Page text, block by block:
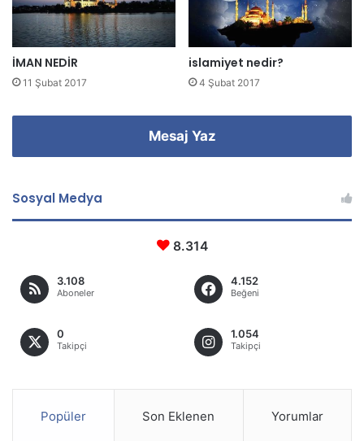
n
İMAN NEDİR
11 Şubat 2017
islamiyet nedir?
4 Şubat 2017
Mesaj Yaz
Sosyal Medya
8.314
3.108
Aboneler
4.152
Beğeni
0
Takipçi
1.054
Takipçi
Popüler Son Eklenen Yorumlar